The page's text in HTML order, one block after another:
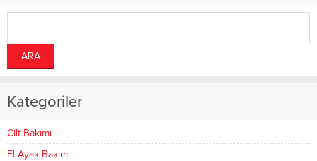
Kategoriler
Cilt Bakımı
El Ayak Bakımı